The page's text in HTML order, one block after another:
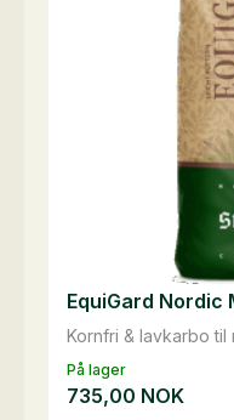
På lager
Kornfri & lavkarbo til
EquiGard Nordic
735,00 NOK